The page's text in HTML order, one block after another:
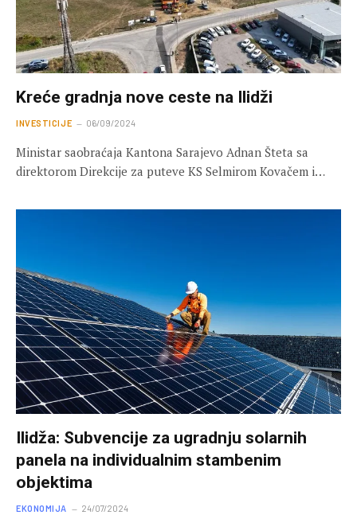
Kreće gradnja nove ceste na Ilidži
INVESTICIJE 06/09/2024
Ministar saobraćaja Kantona Sarajevo Adnan Šteta sa
direktorom Direkcije za puteve KS Selmirom Kovačem i…
Ilidža: Subvencije za ugradnju solarnih
panela na individualnim stambenim
objektima
EKONOMIJA 24/07/2024